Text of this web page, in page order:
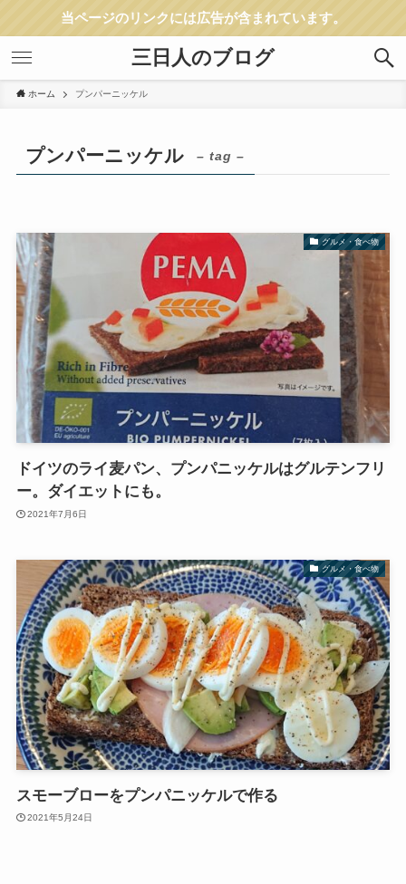
当ページのリンクには広告が含まれています。
三日人のブログ
ホーム プンパーニッケル
プンパーニッケル – tag –
グルメ・食べ物
ドイツのライ麦パン、プンパニッケルはグルテンフリ
ー。ダイエットにも。
2021年7月6日
グルメ・食べ物
スモーブローをプンパニッケルで作る
2021年5月24日